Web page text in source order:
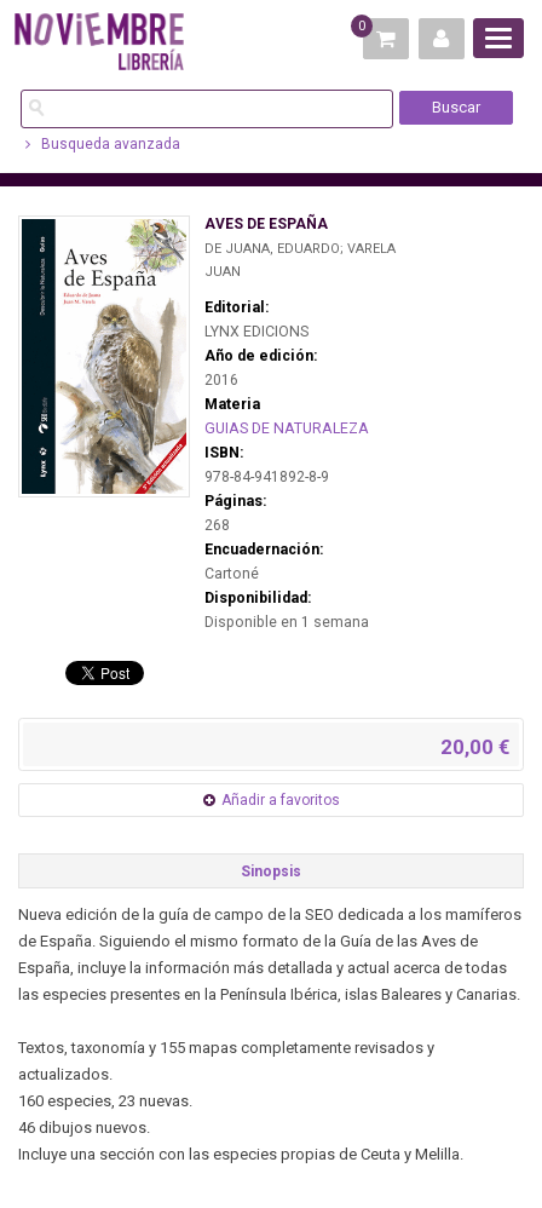
0
Busqueda avanzada
AVES DE ESPAÑA
DE JUANA, EDUARDO; VARELA
JUAN
Editorial:
LYNX EDICIONS
Año de edición:
2016
Materia
GUIAS DE NATURALEZA
ISBN:
978-84-941892-8-9
Páginas:
268
Encuadernación:
Cartoné
Disponibilidad:
Disponible en 1 semana
20,00 €
Añadir a favoritos
Sinopsis
Nueva edición de la guía de campo de la SEO dedicada a los mamíferos
de España. Siguiendo el mismo formato de la Guía de las Aves de
España, incluye la información más detallada y actual acerca de todas
las especies presentes en la Península Ibérica, islas Baleares y Canarias.
Textos, taxonomía y 155 mapas completamente revisados y
actualizados.
160 especies, 23 nuevas.
46 dibujos nuevos.
Incluye una sección con las especies propias de Ceuta y Melilla.